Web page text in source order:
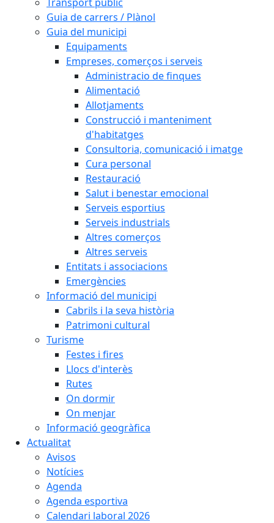
Guia de carrers / Plànol
Guia del municipi
Equipaments
Empreses, comerços i serveis
Administracio de finques
Alimentació
Allotjaments
Construcció i manteniment
d'habitatges
Consultoria, comunicació i imatge
Cura personal
Restauració
Salut i benestar emocional
Serveis esportius
Serveis industrials
Altres comerços
Altres serveis
Entitats i associacions
Emergències
Informació del municipi
Cabrils i la seva història
Patrimoni cultural
Turisme
Festes i fires
Llocs d'interès
Rutes
On dormir
On menjar
Informació geogràfica
Actualitat
Avisos
Notícies
Agenda
Agenda esportiva
Calendari laboral 2026